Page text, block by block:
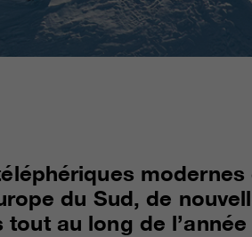
du Sud, de
au long de l’année